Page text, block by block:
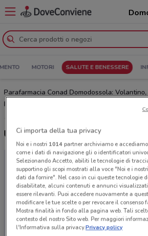
MOTORI SALUTE E BENESSERE
Parafarmacia Conad Domodossola:
Indirizzi
Ci importa della tua privacy
Noi e i nostri 1014partner archiviamo e
come i dati di navigazione gli o identificatori
Selezionando Accetto, abiliti le tecnologie di
supportino gli scopi mostrati alla voce "Noi e i
dati da fornire". Nel caso in cui queste tecnologie
disabilitate, alcuni contenuti e annunci visualizzati
essere rilevanti. Puoi accedere nuovamente a
modificare le tue scelte o per revocare il consenso
Mostra finalità in fondo alla pagina web. Tali
contesto del nostro Sito web. Per maggiori
l'Informativa sulla privacy.Privacy policy